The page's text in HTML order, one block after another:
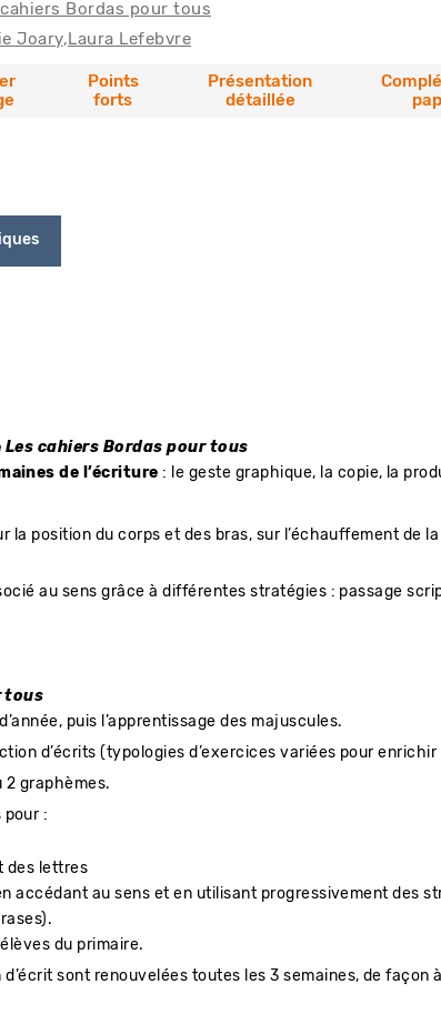
cahiers Bordas pour tous
Joary Laura Lefebvre
Points
forts
Présentation
détaillée
Les cahiers Bordas pour tous
de l’écriture : le geste graphique, la copie, la
position du corps et des bras, sur l’échauffement de
au sens grâce à différentes stratégies : passage
tous
puis l’apprentissage des majuscules.
d’écrits (typologies d’exercices variées pour
2 graphèmes.
pour :
des lettres
accédant au sens et en utilisant progressivement des
du primaire.
sont renouvelées toutes les 3 semaines, de façon